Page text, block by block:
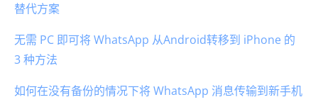
替代方案
无需 PC 即可将 WhatsApp 从Android转移到 iPhone 的
3 种方法
如何在没有备份的情况下将 WhatsApp 消息传输到新手机